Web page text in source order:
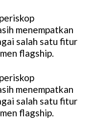
menempatkan
salah satu fitur
flagship.
menempatkan
salah satu fitur
flagship.